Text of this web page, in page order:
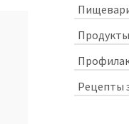
Рецепты